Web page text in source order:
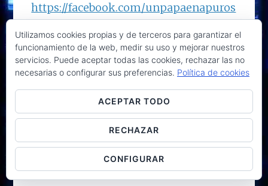
https://facebook.com/unpapaenapuros
Instagram:
https://www.instagram.com/unpapaen
apurospod
Feed
https://bit.ly/unpapaenapuros
de
Utilizamos cookies propias y de terceros para garantizar el
funcionamiento de la web, medir su uso y mejorar nuestros
servicios. Puede aceptar todas las cookies, rechazar las no
necesarias o configurar sus preferencias. Política de cookies
ACEPTAR TODO
RECHAZAR
CONFIGURAR